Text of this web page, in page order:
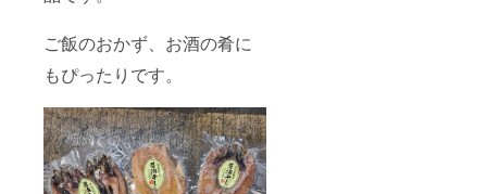
ご飯のおかず、お酒の肴に
もぴったりです。